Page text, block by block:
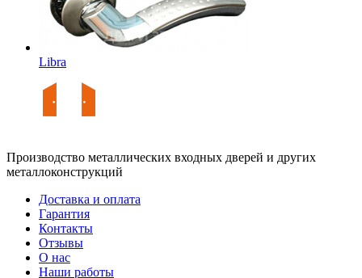
Libra
Производство металлических входных дверей и других
металлоконструкций
Доставка и оплата
Гарантия
Контакты
Отзывы
О нас
Наши работы